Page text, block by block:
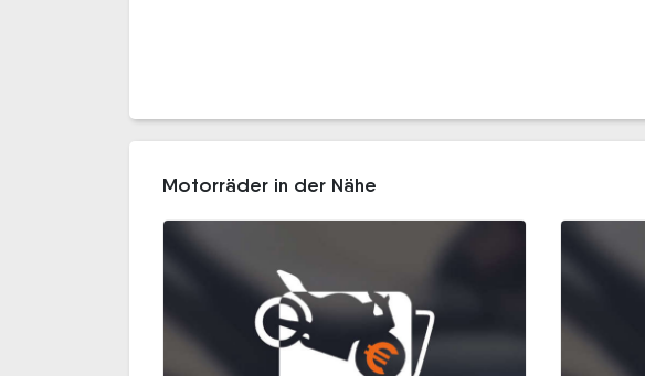
Motorräder in der Nähe